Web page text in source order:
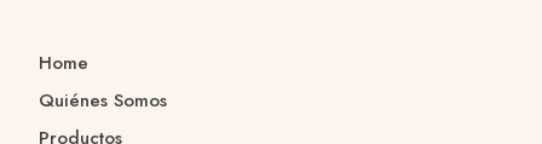
Home
Quiénes Somos
Productos